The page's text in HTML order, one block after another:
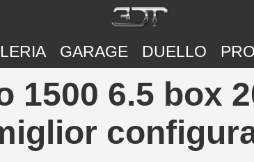
GARAGE DUELLO
6.5 box